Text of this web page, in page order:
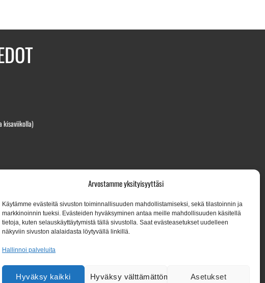
Arvostamme yksityisyyttäsi
Käytämme evästeitä sivuston toiminnallisuuden mahdollistamiseksi, sekä tilastoinnin ja
markkinoinnin tueksi. Evästeiden hyväksyminen antaa meille mahdollisuuden käsitellä
tietoja, kuten selauskäyttäytymistä tällä sivustolla. Saat evästeasetukset uudelleen
näkyviin sivuston alalaidasta löytyvällä linkillä.
Hallinnoi palveluita
Hyväksy kaikki Hyväksy välttämättömät Asetukset
kisaviikolla)
17, 02650 Espoo
osoitteeseen: